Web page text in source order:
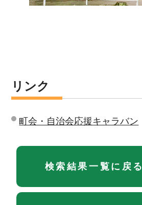
リンク
町会・自治会応援キャラバン
検索結果一覧に戻る